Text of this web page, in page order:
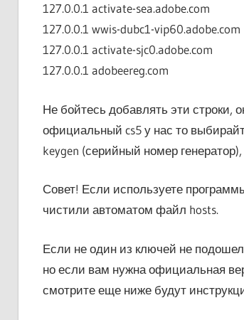
127.0.0.1 activate-sea.adobe.com
127.0.0.1 wwis-dubc1-vip60.adobe.com
127.0.0.1 activate-sjc0.adobe.com
127.0.0.1 adobeereg.com
Не бойтесь добавлять эти строки,
официальный cs5 у нас то
keygen (серийный номер
Совет! Если используете
чистили автоматом файл hosts.
Если не один из ключей не
но если вам нужна официальная
смотрите еще ниже будут